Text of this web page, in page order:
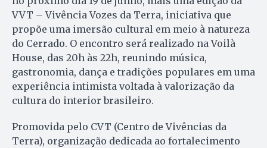
VVT – Vivência Vozes da Terra, iniciativa que
propõe uma imersão cultural em meio à natureza
do Cerrado. O encontro será realizado na Voilà
House, das 20h às 22h, reunindo música,
gastronomia, dança e tradições populares em uma
experiência intimista voltada à valorização da
cultura do interior brasileiro.
Promovida pelo CVT (Centro de Vivências da
Terra), organização dedicada ao fortalecimento